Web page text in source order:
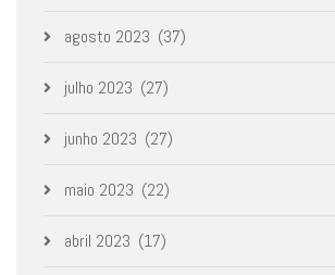
agosto 2023 (37)
julho 2023 (27)
junho 2023 (27)
maio 2023 (22)
abril 2023 (17)